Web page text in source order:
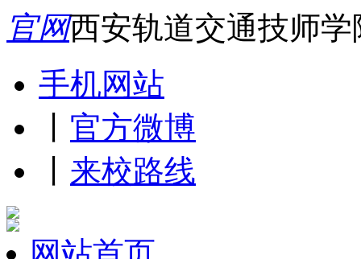
官网西安轨道交通技师
手机网站
官方微博
来校路线